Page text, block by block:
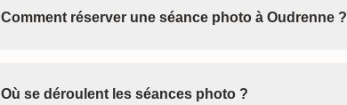
Comment réserver une séance photo à Oudrenne ?
Où se déroulent les séances photo ?